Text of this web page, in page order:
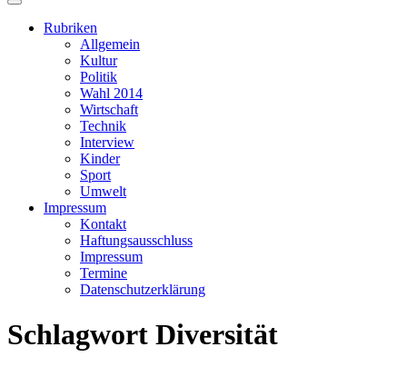
Suchfeld
ein-/ausblenden
Rubriken
Allgemein
Kultur
Politik
Wahl 2014
Wirtschaft
Technik
Interview
Kinder
Sport
Umwelt
Impressum
Kontakt
Haftungsausschluss
Impressum
Termine
Datenschutzerklärung
Schlagwort Diversität